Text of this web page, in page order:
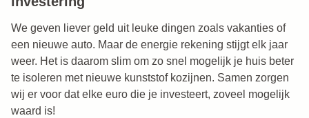
We geven liever geld uit leuke dingen zoals vakanties of
een nieuwe auto. Maar de energie rekening stijgt elk jaar
weer. Het is daarom slim om zo snel mogelijk je huis beter
te isoleren met nieuwe kunststof kozijnen. Samen zorgen
wij er voor dat elke euro die je investeert, zoveel mogelijk
waard is!